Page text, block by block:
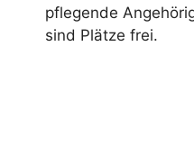
pflegende
sind Plätze frei.